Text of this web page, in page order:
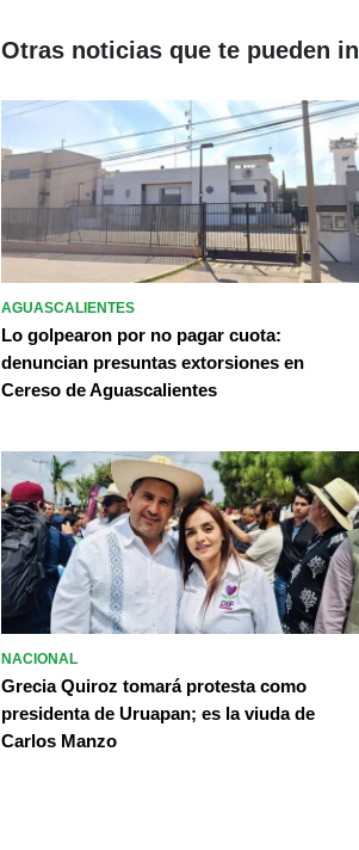
Otras noticias que te pueden
AGUASCALIENTES
Lo golpearon por no pagar cuota:
denuncian presuntas extorsiones en
Cereso de Aguascalientes
NACIONAL
Grecia Quiroz tomará protesta como
presidenta de Uruapan; es la viuda de
Carlos Manzo